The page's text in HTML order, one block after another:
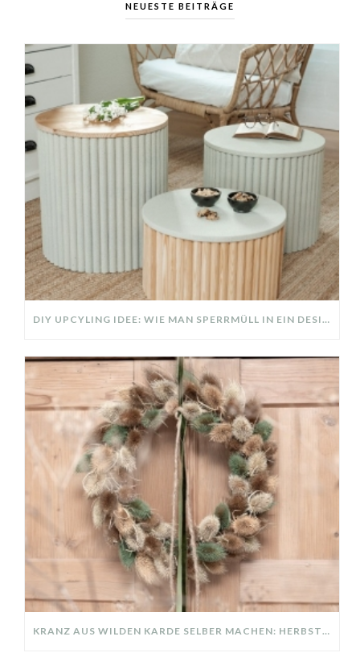
NEUESTE BEITRÄGE
DIY UPCYLING IDEE: WIE MAN SPERRMÜLL IN EIN DESIGNER TEIL VERWANDELT
KRANZ AUS WILDEN KARDE SELBER MACHEN: HERBSTDEKO GANZ EINFACH